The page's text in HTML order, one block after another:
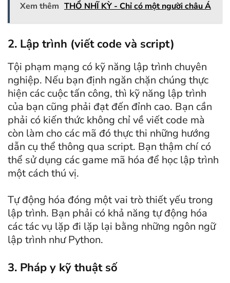
Xem thêm THỔ NHĨ KỲ - Chỉ có một người châu Á
2. Lập trình (viết code và script)
Tội phạm mạng có kỹ năng lập trình chuyên
nghiệp. Nếu bạn định ngăn chặn chúng thực
hiện các cuộc tấn công, thì kỹ năng lập trình
của bạn cũng phải đạt đến đỉnh cao. Bạn cần
phải có kiến thức không chỉ về viết code mà
còn làm cho các mã đó thực thi những hướng
dẫn cụ thể thông qua script. Bạn thậm chí có
thể sử dụng các game mã hóa để học lập trình
một cách thú vị.
Tự động hóa đóng một vai trò thiết yếu trong
lập trình. Bạn phải có khả năng tự động hóa
các tác vụ lặp đi lặp lại bằng những ngôn ngữ
lập trình như Python.
3. Pháp y kỹ thuật số